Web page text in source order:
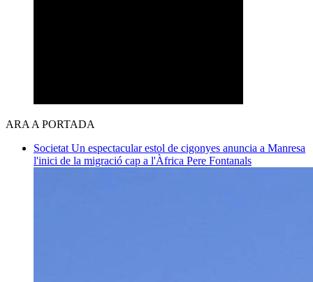
ARA A PORTADA
Societat Un espectacular estol de cigonyes anuncia a Manresa
l'inici de la migració cap a l'Àfrica Pere Fontanals